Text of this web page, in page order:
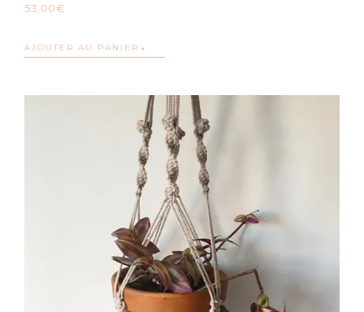
53,00 €
AJOUTER AU PANIER